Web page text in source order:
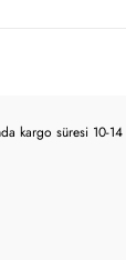
kargo süresi 10-14